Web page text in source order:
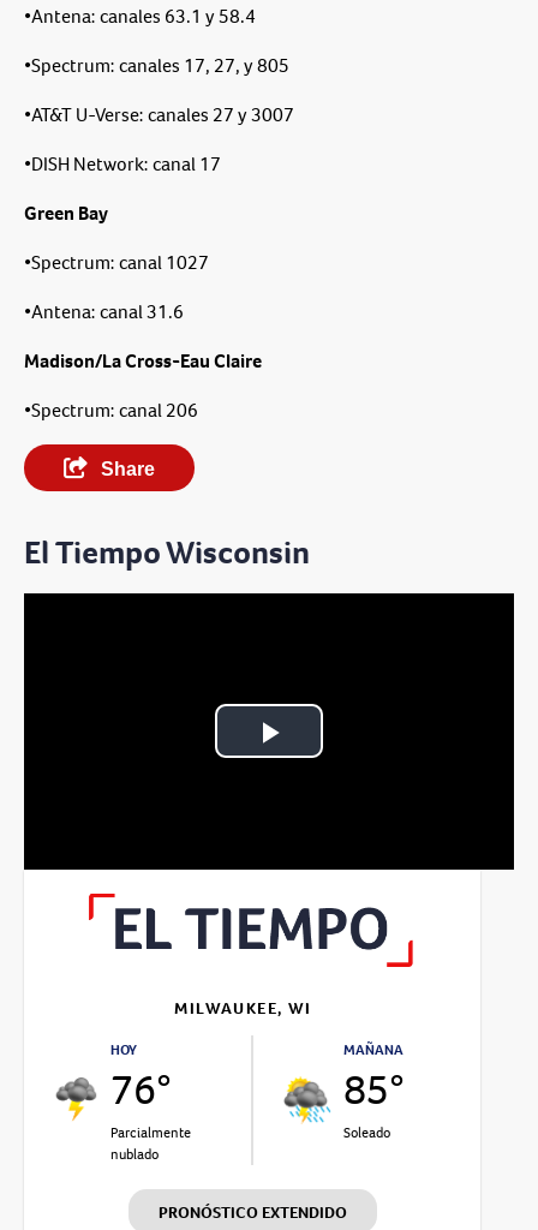
•Antena: canales 63.1 y 58.4
•Spectrum: canales 17, 27, y 805
•AT&T U-Verse: canales 27 y 3007
•DISH Network: canal 17
Green Bay
•Spectrum: canal 1027
•Antena: canal 31.6
Madison/La Cross-Eau Claire
•Spectrum: canal 206
Share
El Tiempo Wisconsin
Play
MILWAUKEE, WI
HOY
76°
Parcialmente
nublado
MAÑANA
85°
Soleado
PRONÓSTICO EXTENDIDO